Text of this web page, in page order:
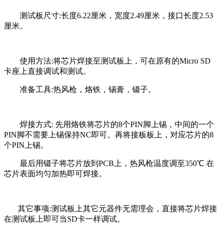
测试板尺寸:长度6.22厘米，宽度2.49厘米，接口长度2.53
厘米。
使用方法:将芯片焊接至测试板上，可在原有的Micro SD
卡座上直接调试和测试。
准备工具:热风枪，烙铁，锡膏，镊子。
焊接方式: 先用烙铁将芯片的8个PIN脚上锡，中间的一个
PIN脚不需要上锡保持NC即可。再将接板板上，对应芯片的8
个PIN上锡。
最后用镊子将芯片放到PCB上，热风枪温度调至350℃ 在
芯片表面均匀加热即可焊接。
其它事项:测试板上其它元器件无需理会，直接将芯片焊接
在测试板上即可当SD卡一样调试。